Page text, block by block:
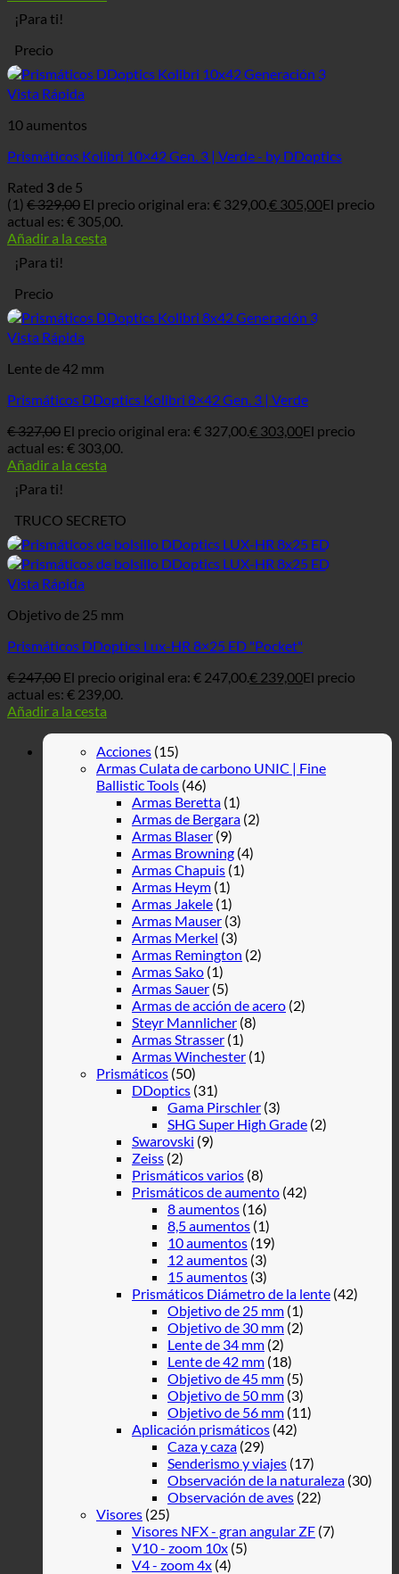
¡Para ti!
Precio
Vista Rápida
10 aumentos
Prismáticos Kolibri 10×42 Gen. 3 | Verde - by DDoptics
Rated 3 de 5
(1) €329,00 El precio original era: € 329,00.€ 305,00El precio
actual es: € 305,00.
Añadir a la cesta
¡Para ti!
Precio
Vista Rápida
Lente de 42 mm
Prismáticos DDoptics Kolibri 8×42 Gen. 3 | Verde
€327,00 El precio original era: € 327,00.€ 303,00El precio
actual es: € 303,00.
Añadir a la cesta
¡Para ti!
TRUCO SECRETO
Vista Rápida
Objetivo de 25 mm
Prismáticos DDoptics Lux-HR 8×25 ED "Pocket"
€247,00 El precio original era: € 247,00.€ 239,00El precio
actual es: € 239,00.
Añadir a la cesta
Acciones (15)
Armas Culata de carbono UNIC | Fine
Ballistic Tools (46)
Armas Beretta (1)
Armas de Bergara (2)
Armas Blaser (9)
Armas Browning (4)
Armas Chapuis (1)
Armas Heym (1)
Armas Jakele (1)
Armas Mauser (3)
Armas Merkel (3)
Armas Remington (2)
Armas Sako (1)
Armas Sauer (5)
Armas de acción de acero (2)
Steyr Mannlicher (8)
Armas Strasser (1)
Armas Winchester (1)
Prismáticos (50)
DDoptics (31)
Gama Pirschler (3)
SHG Super High Grade (2)
Swarovski (9)
Zeiss (2)
Prismáticos varios (8)
Prismáticos de aumento (42)
8 aumentos (16)
8,5 aumentos (1)
10 aumentos (19)
12 aumentos (3)
15 aumentos (3)
Prismáticos Diámetro de la lente (42)
Objetivo de 25 mm (1)
Objetivo de 30 mm (2)
Lente de 34 mm (2)
Lente de 42 mm (18)
Objetivo de 45 mm (5)
Objetivo de 50 mm (3)
Objetivo de 56 mm (11)
Aplicación prismáticos (42)
Caza y caza (29)
Senderismo y viajes (17)
Observación de la naturaleza (30)
Observación de aves (22)
Visores (25)
Visores NFX - gran angular ZF (7)
V10 - zoom 10x (5)
V4 - zoom 4x (4)